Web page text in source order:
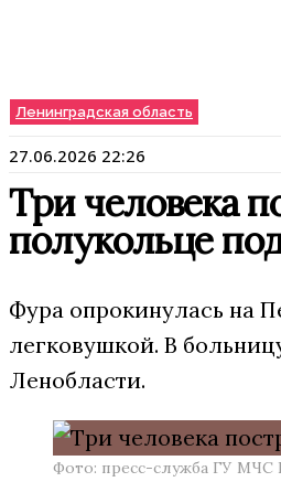
Ленинградская область
27.06.2026 22:26
Три человека
полукольце
Фура опрокинулась на
легковушкой. В
Ленобласти.
Фото: пресс-служба ГУ МЧС